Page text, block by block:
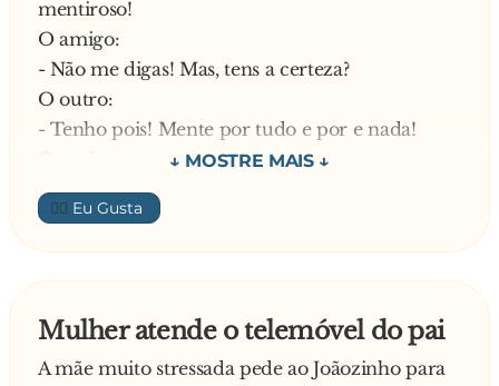
descubro que tinha sido despedido. Passo por
uma drogaria, compro veneno para acabar com
a minha vida e, quando me preparo para beber,
chega você
mentiroso!
O amigo:
- Não me digas! Mas, tens a certeza?
O outro:
- Tenho pois! Mente por tudo e por e nada!
- Olha, fizeste bem em me avisar. Já não lhe
pago os cem euros que ele diz que me tinha
emprestado
—
👍🏼
Mulher atende o telemóvel do pai
A mãe muito stressada pede ao Joãozinho para